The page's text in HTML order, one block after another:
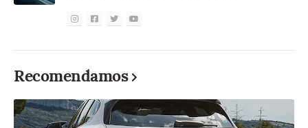
Recomendamos